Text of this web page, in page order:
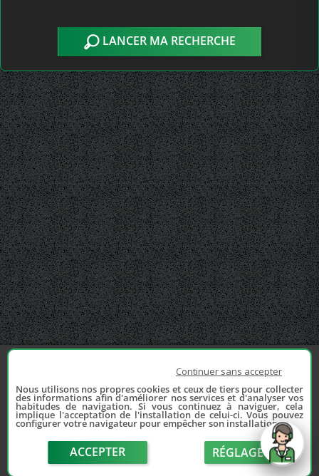
LANCER MA RECHERCHE
Continuer sans accepter
Nous utilisons nos propres cookies et ceux de tiers pour collecter
des informations afin d'améliorer nos services et d'analyser vos
habitudes de navigation. Si vous continuez à naviguer, cela
implique l'acceptation de l'installation de celui-ci. Vous pouvez
configurer votre navigateur pour empêcher son installation.
ACCEPTER RÉGLAGE